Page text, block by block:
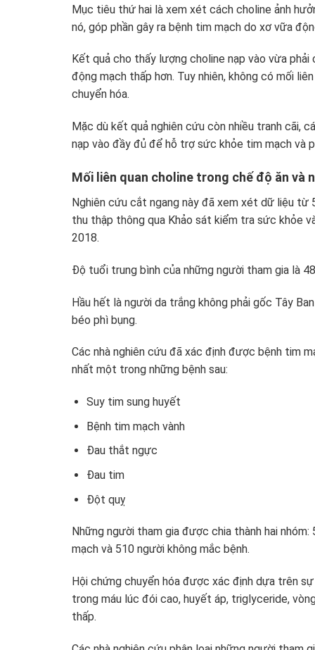
Mục tiêu thứ hai là xem xét cách choline ảnh
nó, góp phần gây ra bệnh tim mạch do xơ vữa
Kết quả cho thấy lượng choline nạp vào vừa
động mạch thấp hơn. Tuy nhiên, không có mối
chuyển hóa.
Mặc dù kết quả nghiên cứu còn nhiều tranh cãi,
nạp vào đầy đủ để hỗ trợ sức khỏe tim mạch và
Mối liên quan choline trong chế độ ăn và
Nghiên cứu cắt ngang này đã xem xét dữ liệu
thu thập thông qua Khảo sát kiểm tra sức khỏe
2018.
Độ tuổi trung bình của những người tham gia là
Hầu hết là người da trắng không phải gốc Tây
béo phì bụng.
Các nhà nghiên cứu đã xác định được bệnh tim
nhất một trong những bệnh sau:
Suy tim sung huyết
Bệnh tim mạch vành
Đau thắt ngực
Đau tim
Đột quỵ
Những người tham gia được chia thành hai
mạch và 510 người không mắc bệnh.
Hội chứng chuyển hóa được xác định dựa trên
trong máu lúc đói cao, huyết áp, triglyceride,
thấp.